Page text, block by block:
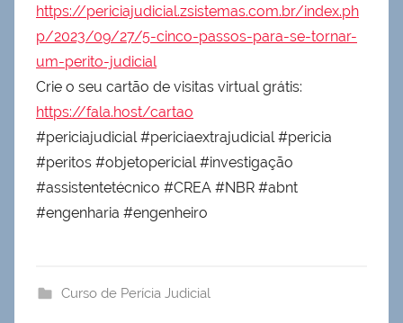
https://periciajudicial.zsistemas.com.br/index.ph
p/2023/09/27/5-cinco-passos-para-se-tornar-
um-perito-judicial
Crie o seu cartão de visitas virtual grátis:
https://fala.host/cartao
#periciajudicial #periciaextrajudicial #pericia
#peritos #objetopericial #investigação
#assistentetécnico #CREA #NBR #abnt
#engenharia #engenheiro
Curso de Perícia Judicial